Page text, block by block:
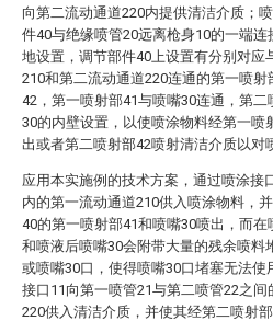
向第二流动通道220内提供清洁介质；
件40与绝缘喷管20远离枪身10的一端连
地设置，调节部件40上设置有分别对应
210和第二流动通道220连通的第一喷射
42，第一喷射部41与喷嘴30连通，第二
30的内壁设置，以使喷涂物料经第一喷
出或者第二喷射部42喷射清洁介质以对
应用本实施例的技术方案，通过喷涂接
内的第一流动通道210供入喷涂物料，
40的第一喷射部41和喷嘴30喷出，而在
和喷液后喷嘴30会附带大量的残余喷料
或喷嘴30口，使得喷嘴30口堵塞无法使
接口11向第一喷管21与第二喷管22之间
220供入清洁介质，并使其经第二喷射